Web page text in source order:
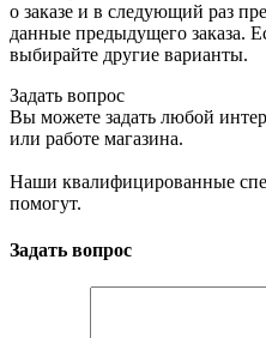
о заказе и в следующий раз
данные предыдущего заказа.
выбирайте другие варианты.
Задать вопрос
Вы можете задать любой
или работе магазина.
Наши квалифицированные
помогут.
Задать вопрос